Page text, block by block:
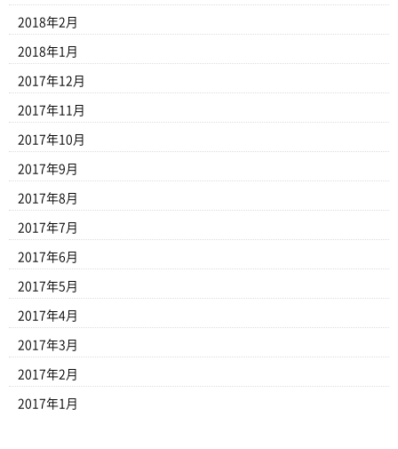
2018年2月
2018年1月
2017年12月
2017年11月
2017年10月
2017年9月
2017年8月
2017年7月
2017年6月
2017年5月
2017年4月
2017年3月
2017年2月
2017年1月